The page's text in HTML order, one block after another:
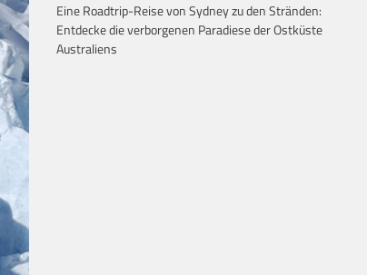
Eine Roadtrip-Reise von Sydney zu den Stränden:
Entdecke die verborgenen Paradiese der Ostküste
Australiens